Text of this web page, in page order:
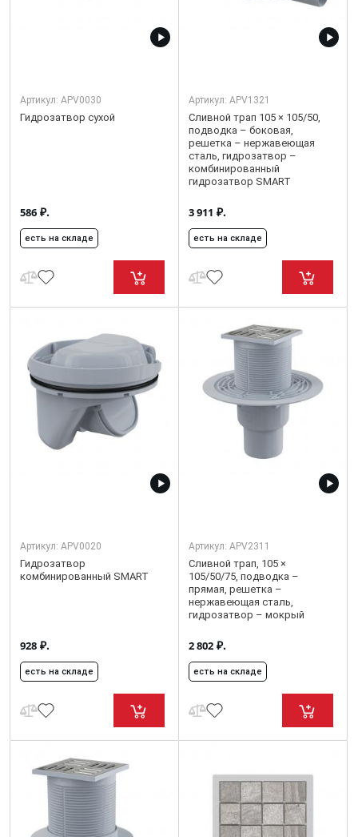
Артикул: APV0030
Гидрозатвор сухой
586 ₽.
есть на складе
Артикул: APV1321
Сливной трап 105 × 105/50,
подводка – боковая,
решетка – нержавеющая
сталь, гидрозатвор –
комбинированный
гидрозатвор SMART
3 911 ₽.
есть на складе
Артикул: APV0020
Гидрозатвор
комбинированный SMART
928 ₽.
есть на складе
Артикул: APV2311
Сливной трап, 105 ×
105/50/75, подводка –
прямая, решетка –
нержавеющая сталь,
гидрозатвор – мокрый
2 802 ₽.
есть на складе